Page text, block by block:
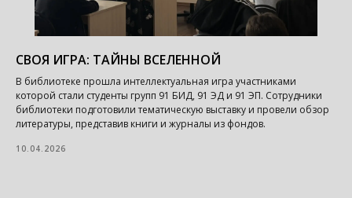
СВОЯ ИГРА: ТАЙНЫ ВСЕЛЕННОЙ
В библиотеке прошла интеллектуальная игра участниками
которой стали студенты групп 91 БИД, 91 ЭД и 91 ЭП. Сотрудники
библиотеки подготовили тематическую выставку и провели обзор
литературы, представив книги и журналы из фондов.
10.04.2026